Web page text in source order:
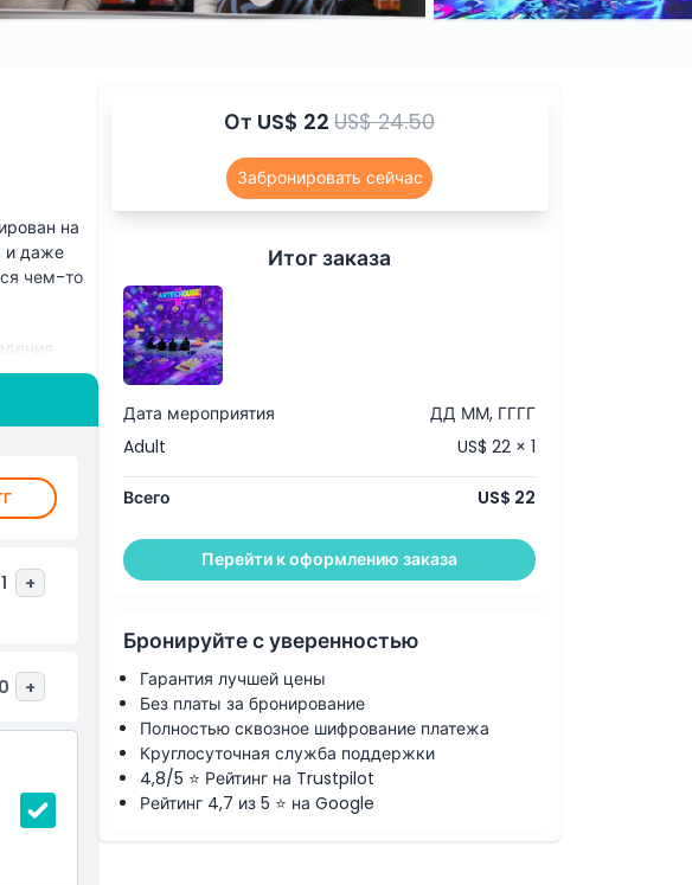
на
и даже
чем-то
и
делает
1 +
0 +
От US$ 22US$ 24.50
Забронировать сейчас
Итог заказа
Дата мероприятия
ДД ММ, ГГГГ
Adult
US$ 22 × 1
Всего US$ 22
Перейти к оформлению заказа
Бронируйте с уверенностью
Гарантия лучшей цены
Без платы за бронирование
Полностью сквозное шифрование платежа
Круглосуточная служба поддержки
4,8/5 ⭐ Рейтинг на Trustpilot
Рейтинг 4,7 из 5 ⭐ на Google